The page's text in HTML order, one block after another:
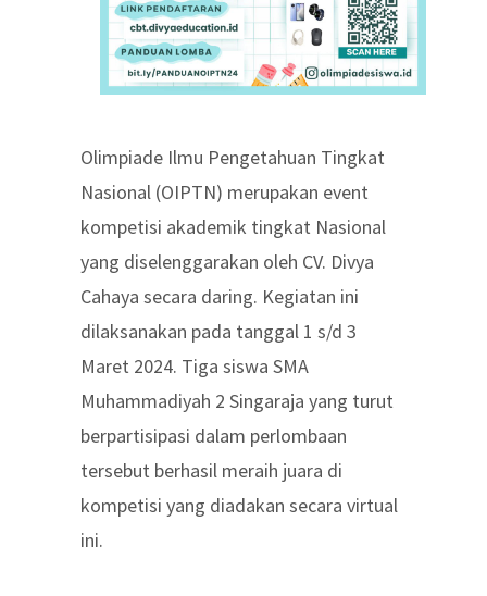
Olimpiade Ilmu Pengetahuan Tingkat
Nasional (OIPTN) merupakan event
kompetisi akademik tingkat Nasional
yang diselenggarakan oleh CV. Divya
Cahaya secara daring. Kegiatan ini
dilaksanakan pada tanggal 1 s/d 3
Maret 2024. Tiga siswa SMA
Muhammadiyah 2 Singaraja yang turut
berpartisipasi dalam perlombaan
tersebut berhasil meraih juara di
kompetisi yang diadakan secara virtual
ini.